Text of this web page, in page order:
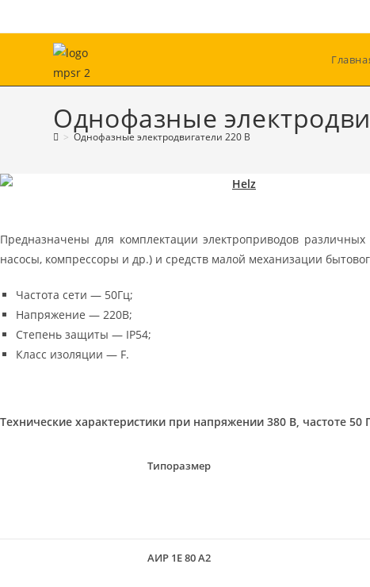
Однофазные
> Однофазные электродвигатели 220 В
Предназначены для комплектации электроприводов
насосы, компрессоры и др.) и средств малой механизации
Частота сети — 50Гц;
Напряжение — 220В;
Степень защиты — IP54;
Класс изоляции — F.
Технические характеристики при напряжении 380 В, частоте 50
Типоразмер
АИР 1Е 80 A2